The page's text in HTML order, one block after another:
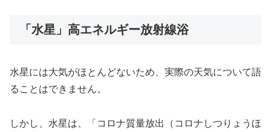
「水星」高エネルギー放射線浴
水星には大気がほとんどないため、実際の天気について語
ることはできません。
しかし、水星は、「コロナ質量放出（コロナしつりょうほ